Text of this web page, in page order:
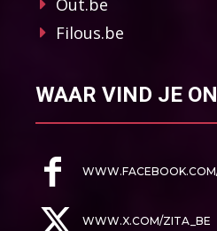
Filous.be
WAAR VIND JE
WWW.X.COM/ZITA_BE